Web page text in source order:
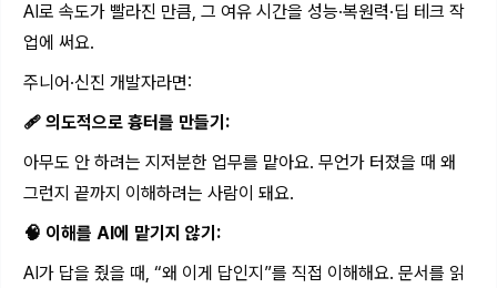
AI로 속도가 빨라진 만큼, 그 여유 시간을 성능·복원력·딥 테크 작
업에 써요.
주니어·신진 개발자라면:
🩹 의도적으로 흉터를 만들기:
아무도 안 하려는 지저분한 업무를 맡아요. 무언가 터졌을 때 왜
그런지 끝까지 이해하려는 사람이 돼요.
🧠 이해를 AI에 맡기지 않기:
AI가 답을 줬을 때, “왜 이게 답인지”를 직접 이해해요. 문서를 읽